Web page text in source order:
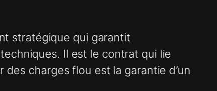
stratégique qui garantit
Il est le contrat qui lie
charges flou est la garantie d’un